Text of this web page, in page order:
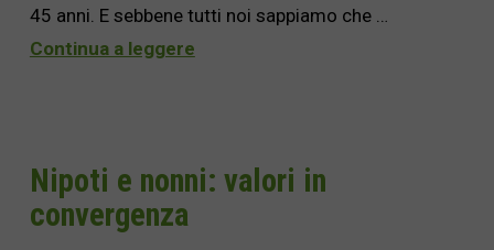
45 anni. E sebbene tutti noi sappiamo che …
Continua a leggere
Nipoti e nonni: valori in
convergenza